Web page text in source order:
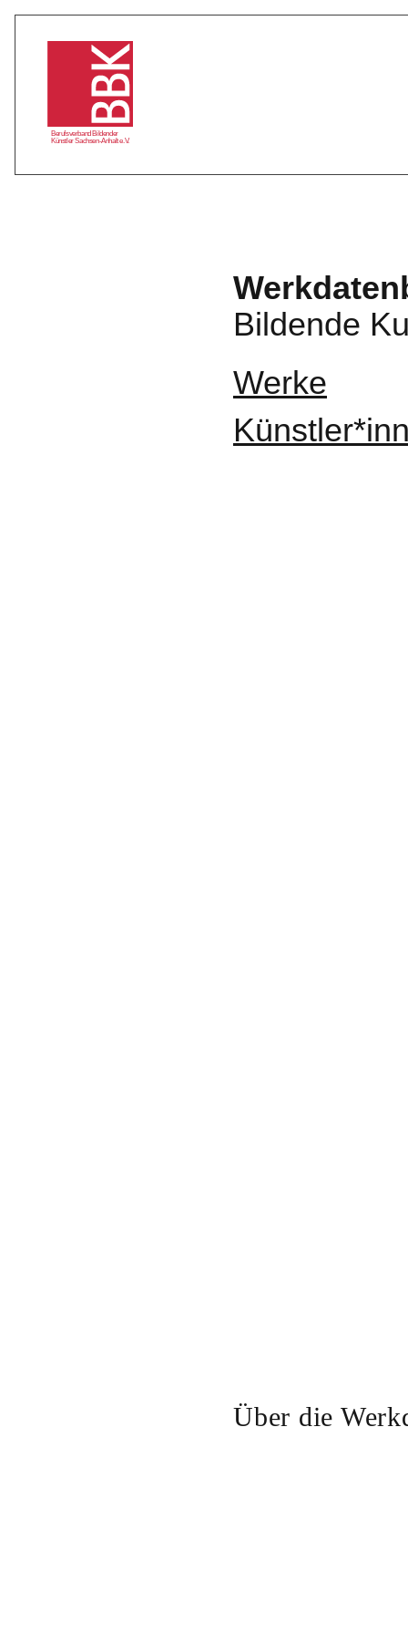
Werkdatenbank
Sachsen-Anhalt
Berufsverband Bildender
Künstler Sachsen-Anhalt e.V.
Bildende
Werke
Über die